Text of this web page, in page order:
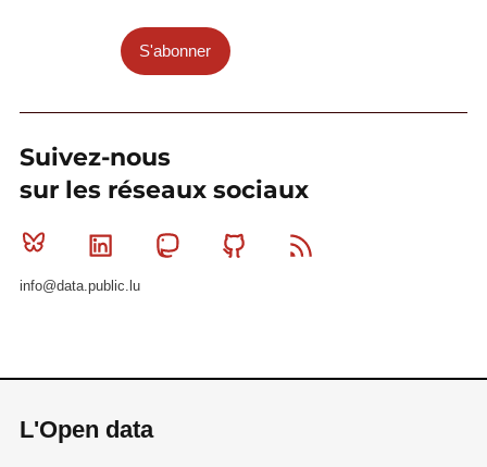
S'abonner
Suivez-nous
sur les réseaux sociaux
Bluesky Linkedin MastodonGithub
info@data.public.lu
L'Open data